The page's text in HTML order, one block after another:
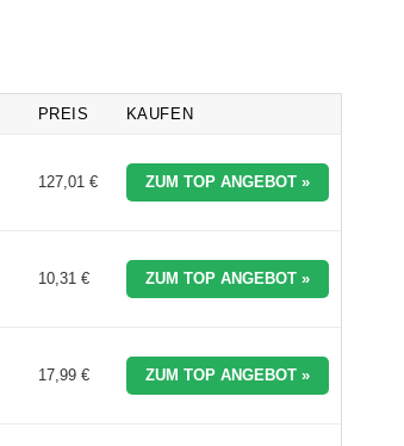
PREIS KAUFEN
127,01 € ZUM TOP ANGEBOT »
10,31 € ZUM TOP ANGEBOT »
17,99 € ZUM TOP ANGEBOT »